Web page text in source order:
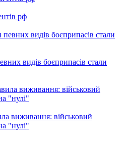
рф
видів боєприпасів стали
виживання: військовий
"нулі"